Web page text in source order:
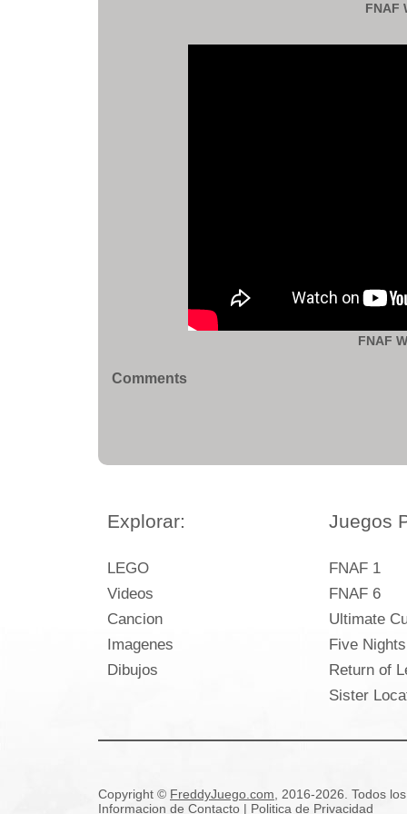
FNAF
FNAF
Comments
Explorar:
LEGO
Videos
Cancion
Imagenes
Dibujos
Juegos
FNAF 1
FNAF 6
Ultimate
Five
Return of
Sister
Copyright © FreddyJuego.com , 2016-2026. Todos
Informacion de Contacto | Politica de Privacidad